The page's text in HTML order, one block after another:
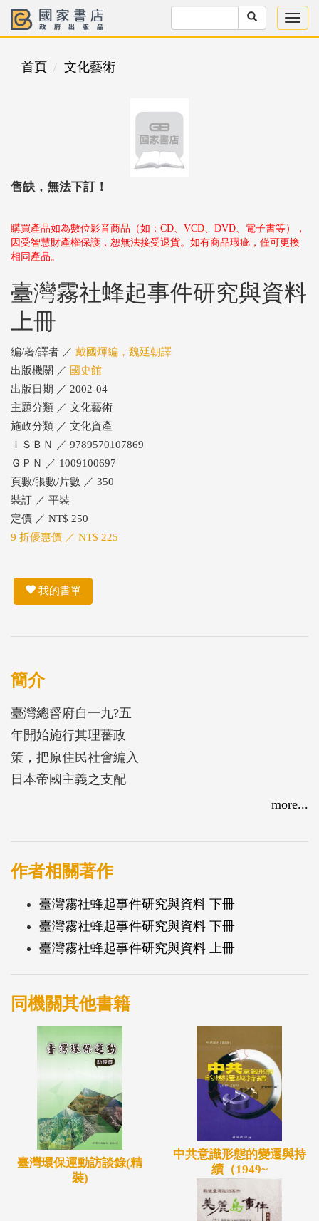
首頁 文化藝術
售缺，無法下訂！
購買產品如為數位影音商品（如：CD、VCD、DVD、電子書等），
因受智慧財產權保護，恕無法接受退貨。如有商品瑕疵，僅可更換
相同產品。
臺灣霧社蜂起事件研究與資料
上冊
編/著/譯者 ／ 戴國煇編，魏廷朝譯
出版機關 ／ 國史館
出版日期 ／ 2002-04
主題分類 ／ 文化藝術
施政分類 ／ 文化資產
ＩＳＢＮ ／ 9789570107869
ＧＰＮ ／ 1009100697
頁數/張數/片數 ／ 350
裝訂 ／ 平裝
定價 ／ NT$ 250
9 折優惠價 ／ NT$ 225
我的書單
簡介
臺灣總督府自一九?五
年開始施行其理蕃政
策，把原住民社會編入
日本帝國主義之支配
終至爆發的事件。本書
編者戴國煇教授於一九
立臺灣近現代史研究
會，此書即為其研究成
果之一。本書的目的乃
為近代化犧牲的原住民
立安魂紀念碑，替原住
為日後原住民自己撰寫
相關歷史。
more...
作者相關著作
臺灣霧社蜂起事件研究與資料 下冊
臺灣霧社蜂起事件研究與資料 下冊
臺灣霧社蜂起事件研究與資料 上冊
同機關其他書籍
臺灣環保運動訪談錄(精
裝)
中共意識形態的變遷與持
續（1949~